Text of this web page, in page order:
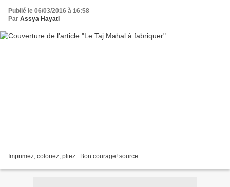
Publié le 06/03/2016 à 16:58
Par Assya Hayati
Imprimez, coloriez, pliez.. Bon courage! source